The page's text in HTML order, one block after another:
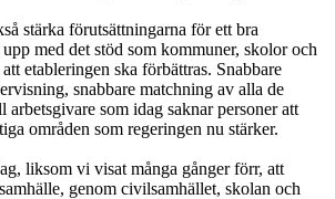
stärka förutsättningarna för ett bra
med det stöd som kommuner, skolor och
etableringen ska förbättras. Snabbare
snabbare matchning av alla de
som idag saknar personer att
områden som regeringen nu stärker.
liksom vi visat många gånger förr, att
genom civilsamhället, skolan och